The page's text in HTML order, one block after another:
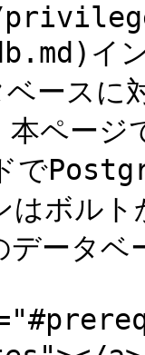
イ
ースに
本ペー
で
はボル
データベ